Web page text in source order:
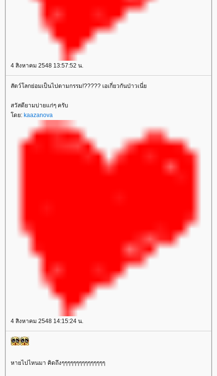
4 สิงหาคม 2548 13:57:52 น.
สัตว์โลกย่อมเป็นไปตามกรรม!????? เอเกี่ยวกันป่าวเนี่
สวัสดียามบ่ายแก่ๆ ครับ
ดย: kaazanova
4 สิงหาคม 2548 14:15:24 น.
หายไปไหนมา คิดถึงๆๆๆๆๆๆๆๆๆๆๆๆๆๆๆ